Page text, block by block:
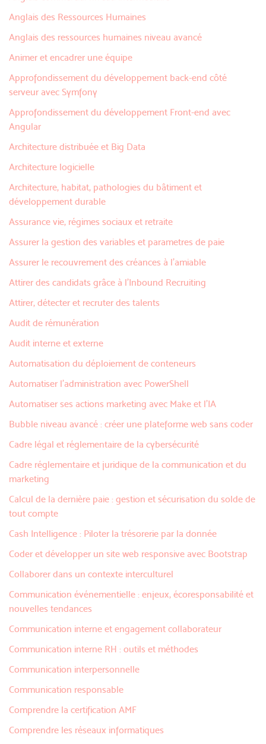
Anglais des Ressources Humaines
Anglais des ressources humaines niveau avancé
Animer et encadrer une équipe
Approfondissement du développement back-end côté
serveur avec Symfony
Approfondissement du développement Front-end avec
Angular
Architecture distribuée et Big Data
Architecture logicielle
Architecture, habitat, pathologies du bâtiment et
développement durable
Assurance vie, régimes sociaux et retraite
Assurer la gestion des variables et parametres de paie
Assurer le recouvrement des créances à l'amiable
Attirer des candidats grâce à l’Inbound Recruiting
Attirer, détecter et recruter des talents
Audit de rémunération
Audit interne et externe
Automatisation du déploiement de conteneurs
Automatiser l’administration avec PowerShell
Automatiser ses actions marketing avec Make et l'IA
Bubble niveau avancé : créer une plateforme web sans coder
Cadre légal et réglementaire de la cybersécurité
Cadre réglementaire et juridique de la communication et du
marketing
Calcul de la dernière paie : gestion et sécurisation du solde de
tout compte
Cash Intelligence : Piloter la trésorerie par la donnée
Coder et développer un site web responsive avec Bootstrap
Collaborer dans un contexte interculturel
Communication événementielle : enjeux, écoresponsabilité et
nouvelles tendances
Communication interne et engagement collaborateur
Communication interne RH : outils et méthodes
Communication interpersonnelle
Communication responsable
Comprendre la certification AMF
Comprendre les réseaux informatiques